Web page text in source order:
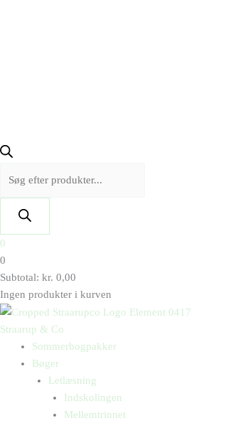
0
0
Subtotal: kr. 0,00
Ingen produkter i kurven
Straarup & Co
Sommerbogpakker
Bøger
Letlæsning
Indskolingen
Mellemtrinnet